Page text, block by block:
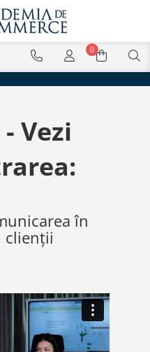
0
- Vezi
în
clienții